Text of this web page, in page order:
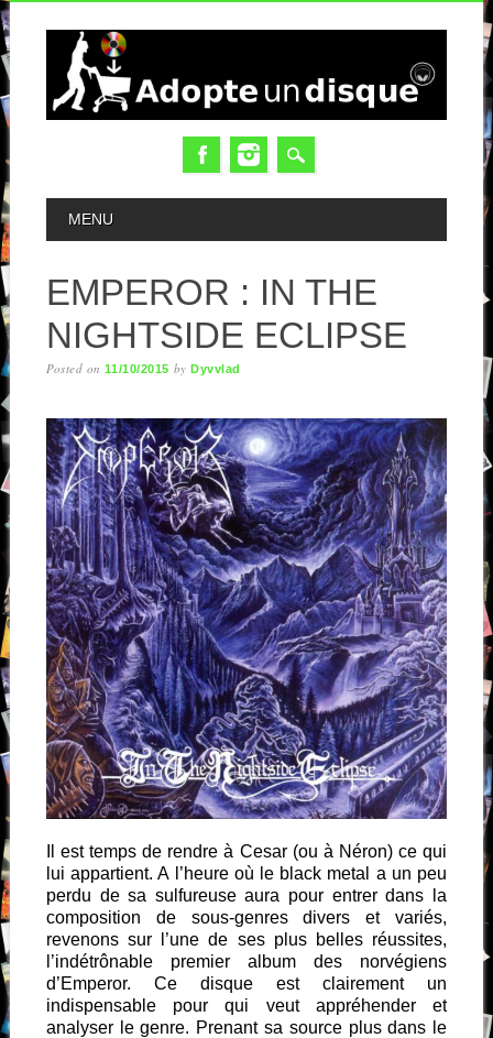
MAIN MENU
MENU
EMPEROR : IN THE
NIGHTSIDE ECLIPSE
Posted on11/10/2015 byDyvvlad
Il est temps de rendre à Cesar (ou à Néron) ce qui
lui appartient. A l’heure où le black metal a un peu
perdu de sa sulfureuse aura pour entrer dans la
composition de sous-genres divers et variés,
revenons sur l’une de ses plus belles réussites,
l’indétrônable premier album des norvégiens
d’Emperor. Ce disque est clairement un
indispensable pour qui veut appréhender et
analyser le genre. Prenant sa source plus dans le